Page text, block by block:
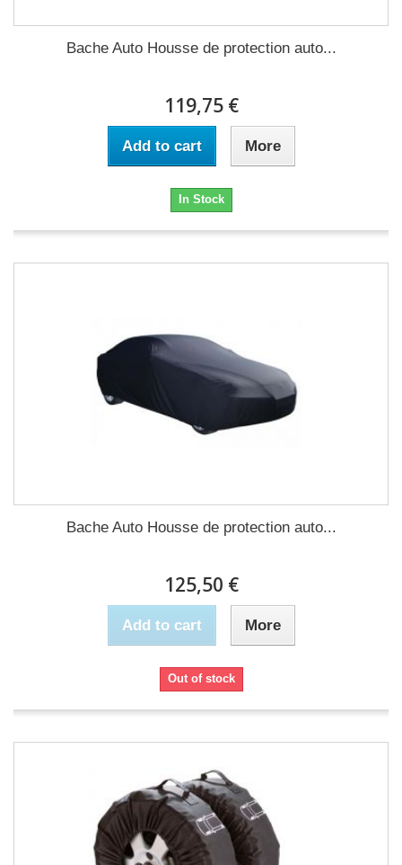
Bache Auto Housse de protection auto...
119,75 €
Add to cart More
In Stock
Bache Auto Housse de protection auto...
125,50 €
Add to cart More
Out of stock